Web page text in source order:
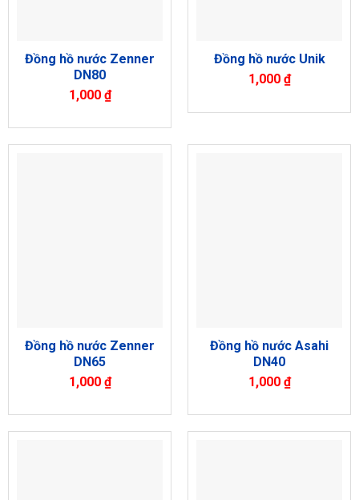
Đồng hồ nước Zenner
DN80
1,000 ₫
Đồng hồ nước Unik
1,000 ₫
Đồng hồ nước Zenner
DN65
1,000 ₫
Đồng hồ nước Asahi
DN40
1,000 ₫